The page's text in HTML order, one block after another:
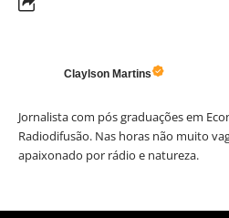
Claylson Martins
Jornalista com pós graduações em
Radiodifusão. Nas horas não muito
apaixonado por rádio e natureza.